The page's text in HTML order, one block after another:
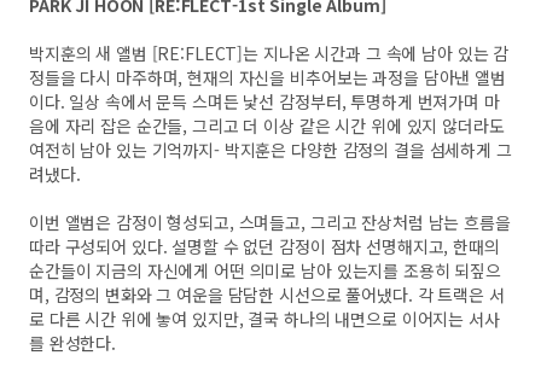
박지훈의 새 앨범 [RE:FLECT]는 지나온 시간과 그 속에 남아 있는 감
정들을 다시 마주하며, 현재의 자신을 비추어보는 과정을 담아낸 앨범
이다. 일상 속에서 문득 스며든 낯선 감정부터, 투명하게 번져가며 마
음에 자리 잡은 순간들, 그리고 더 이상 같은 시간 위에 있지 않더라도
여전히 남아 있는 기억까지- 박지훈은 다양한 감정의 결을 섬세하게 그
려냈다.
이번 앨범은 감정이 형성되고, 스며들고, 그리고 잔상처럼 남는 흐름을
따라 구성되어 있다. 설명할 수 없던 감정이 점차 선명해지고, 한때의
순간들이 지금의 자신에게 어떤 의미로 남아 있는지를 조용히 되짚으
며, 감정의 변화와 그 여운을 담담한 시선으로 풀어냈다. 각 트랙은 서
로 다른 시간 위에 놓여 있지만, 결국 하나의 내면으로 이어지는 서사
를 완성한다.